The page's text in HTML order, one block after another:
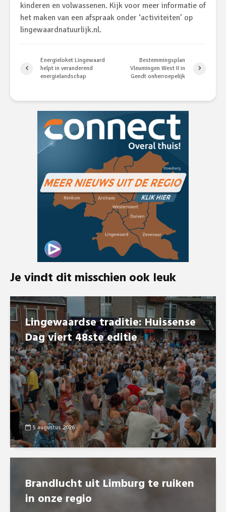
kinderen en volwassenen. Kijk voor meer informatie of
het maken van een afspraak onder ‘activiteiten’ op
lingewaardnatuurlijk.nl.
Energieloket Lingewaard
helpt in veranderend
energielandschap
Bestemmingsplan
Vleumingen West II in
Gendt onherroepelijk
Je vindt dit misschien ook leuk
Lingewaardse traditie: Huissense
Dag viert 48ste editie
5 augustus 2026
Brandlucht uit Limburg te ruiken
in onze regio